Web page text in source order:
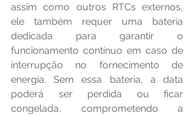
assim como outros RTCs externos,
ele também requer uma bateria
dedicada para garantir o
funcionamento contínuo em caso de
interrupção no fornecimento de
energia. Sem essa bateria, a data
poderá ser perdida ou ficar
congelada, comprometendo a